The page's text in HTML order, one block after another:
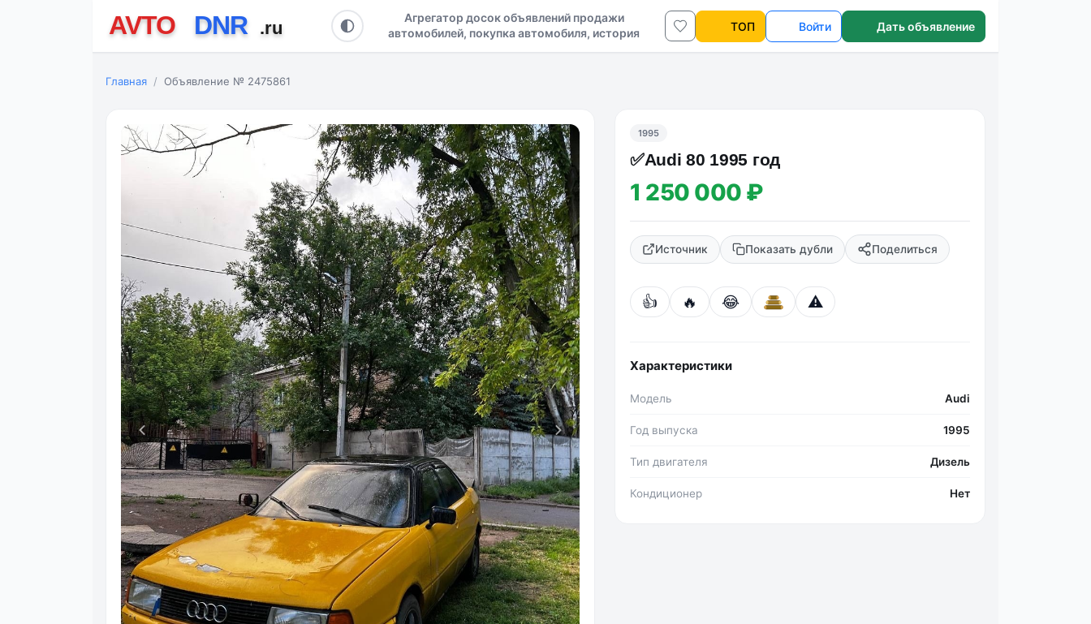
Агрегатор досок объявлений продажи
автомобилей, покупка автомобиля, история
авто в ДНР и ЛНР
ТОП Войти Дать объявление
Главная Объявление № 2475861
1995
✅Аudi 80 1995 год
1 250 000 ₽
Источник Показать дубли Поделиться
👍 🔥 😂 ⚠️
Характеристики
Модель Audi
Год выпуска 1995
Тип двигателя Дизель
Кондиционер Нет